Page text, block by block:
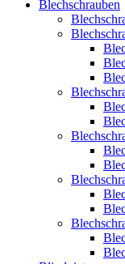
Blechschrauben